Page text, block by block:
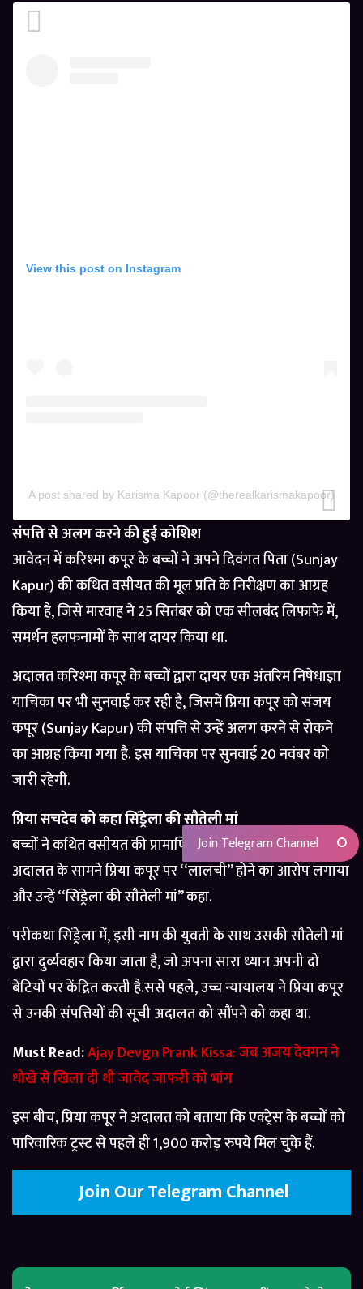
View this post on Instagram
A post shared by Karisma Kapoor (@therealkarismakapoor)
संपत्ति से अलग करने की हुई कोशिश
आवेदन में करिश्मा कपूर के बच्चों ने अपने दिवंगत पिता (Sunjay
Kapur) की कथित वसीयत की मूल प्रति के निरीक्षण का आग्रह
किया है, जिसे मारवाह ने 25 सितंबर को एक सीलबंद लिफाफे में,
समर्थन हलफनामों के साथ दायर किया था.
अदालत करिश्मा कपूर के बच्चों द्वारा दायर एक अंतरिम निषेधाज्ञा
याचिका पर भी सुनवाई कर रही है, जिसमें प्रिया कपूर को संजय
कपूर (Sunjay Kapur) की संपत्ति से उन्हें अलग करने से रोकने
का आग्रह किया गया है. इस याचिका पर सुनवाई 20 नवंबर को
जारी रहेगी.
प्रिया सचदेव को कहा सिंड्रेला की सौतेली मां
बच्चों ने कथित वसीयत की प्रामाणिकता पर सवाल उठाए हैं. उन्होंने
अदालत के सामने प्रिया कपूर पर ‘‘लालची’’ होने का आरोप लगाया
और उन्हें ‘‘सिंड्रेला की सौतेली मां’’ कहा.
परीकथा सिंड्रेला में, इसी नाम की युवती के साथ उसकी सौतेली मां
द्वारा दुर्व्यवहार किया जाता है, जो अपना सारा ध्यान अपनी दो
बेटियों पर केंद्रित करती है.ससे पहले, उच्च न्यायालय ने प्रिया कपूर
से उनकी संपत्तियों की सूची अदालत को सौंपने को कहा था.
Must Read:Ajay Devgn Prank Kissa: जब अजय देवगन ने
धोखे से खिला दी थी जावेद जाफरी को भांग
इस बीच, प्रिया कपूर ने अदालत को बताया कि एक्ट्रेस के बच्चों को
पारिवारिक ट्रस्ट से पहले ही 1,900 करोड़ रुपये मिल चुके हैं.
Join Our Telegram Channel
Join Telegram Channel